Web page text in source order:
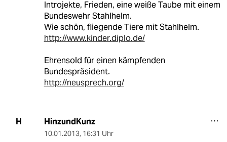
Introjekte, Frieden, eine weiße Taube mit einem
Bundeswehr Stahlhelm.
Wie schön, fliegende Tiere mit Stahlhelm.
http://www.kinder.diplo.de/
Ehrensold für einen kämpfenden
Bundespräsident.
http://neusprech.org/
H HinzundKunz
10.01.2013, 16:31 Uhr